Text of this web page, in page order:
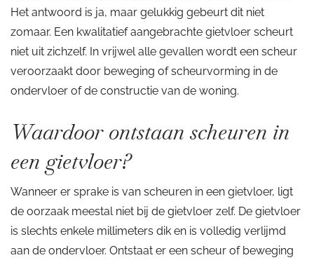
Het antwoord is ja, maar gelukkig gebeurt dit niet
zomaar. Een kwalitatief aangebrachte gietvloer scheurt
niet uit zichzelf. In vrijwel alle gevallen wordt een scheur
veroorzaakt door beweging of scheurvorming in de
ondervloer of de constructie van de woning.
Waardoor ontstaan scheuren in
een gietvloer?
Wanneer er sprake is van scheuren in een gietvloer, ligt
de oorzaak meestal niet bij de gietvloer zelf. De gietvloer
is slechts enkele millimeters dik en is volledig verlijmd
aan de ondervloer. Ontstaat er een scheur of beweging